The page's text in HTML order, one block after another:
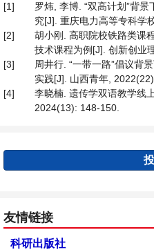
[1]
罗炜, 李博. “双高计划”背
究[J]. 重庆电力高等专科学
[2]
胡小刚. 高职院校铁路类
技术课程为例[J]. 创新创业
[3]
周井行. “一带一路”倡议背
实践[J]. 山西青年,
[4]
李晓楠. 遗传学双语教学线
2024(13): 148-150.
友情链接
科研出版社